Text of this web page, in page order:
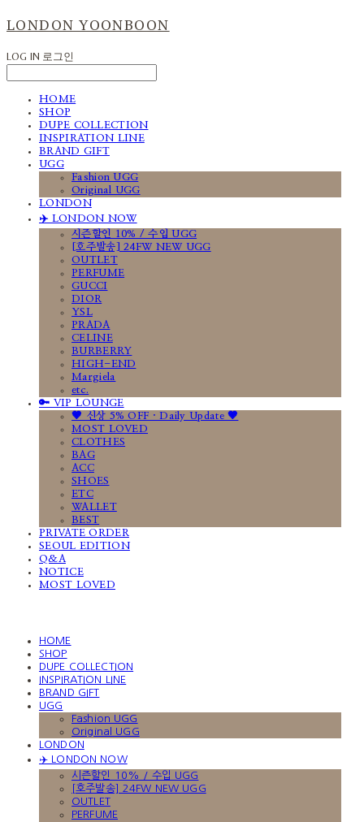
LONDON YOONBOON
LOG IN 로그인
HOME
SHOP
DUPE COLLECTION
INSPIRATION LINE
BRAND GIFT
UGG
Fashion UGG
Original UGG
LONDON
✈️ LONDON NOW
시즌할인 10% / 수입 UGG
[호주발송] 24FW NEW UGG
OUTLET
PERFUME
GUCCI
DIOR
YSL
PRADA
CELINE
BURBERRY
HIGH-END
Margiela
etc.
🔑 VIP LOUNGE
🤎 신상 5% OFF · Daily Update 🤎
MOST LOVED
CLOTHES
BAG
ACC
SHOES
ETC
WALLET
BEST
PRIVATE ORDER
SEOUL EDITION
Q&A
NOTICE
MOST LOVED
HOME
SHOP
DUPE COLLECTION
INSPIRATION LINE
BRAND GIFT
UGG
Fashion UGG
Original UGG
LONDON
✈️ LONDON NOW
시즌할인 10% / 수입 UGG
[호주발송] 24FW NEW UGG
OUTLET
PERFUME